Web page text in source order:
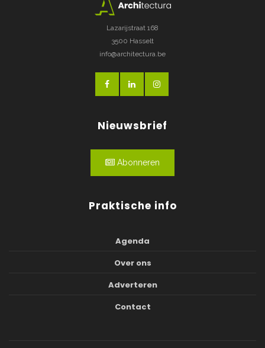
Lazarijstraat 168
3500 Hasselt
info@architectura.be
Nieuwsbrief
Abonneren
Praktische info
Agenda
Over ons
Adverteren
Contact